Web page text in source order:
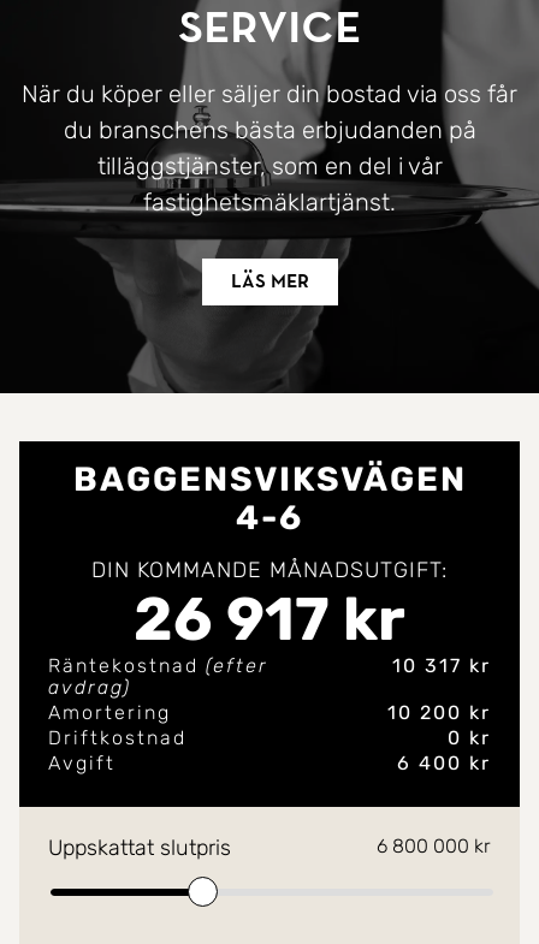
Service
När du köper eller säljer din bostad via oss får
du branschens bästa erbjudanden på
tilläggstjänster, som en del i vår
fastighetsmäklartjänst.
Läs mer